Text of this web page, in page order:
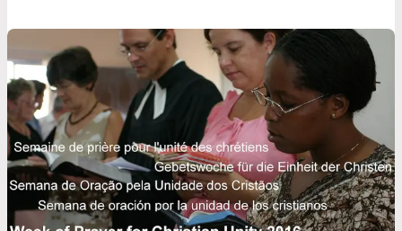
not just Paul’s words to an ancient church—these are God’s words to